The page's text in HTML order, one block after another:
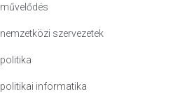
művelődés
nemzetközi szervezetek
politika
politikai informatika